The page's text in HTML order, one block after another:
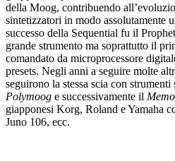
della Moog, contribuendo
sintetizzatori in modo assolutamente
successo della Sequential fu il
grande strumento ma soprattutto il
comandato da microprocessore
presets. Negli anni a seguire molte
seguirono la stessa scia con
Polymoog e successivamente il
giapponesi Korg, Roland e Yamaha
Juno 106, ecc.